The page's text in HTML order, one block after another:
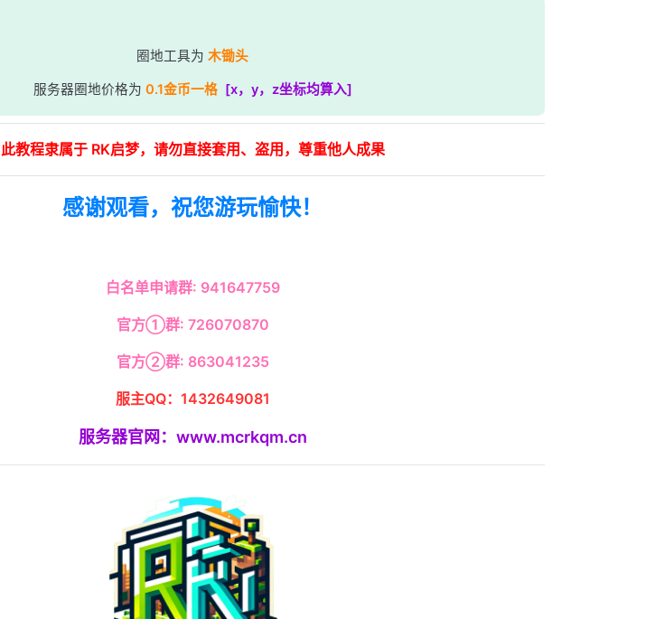
圈地工具为 木锄头
服务器圈地价格为 0.1金币一格 [x，y，z坐标均算入]
此教程隶属于 RK启梦，请勿直接套用、盗用，尊重他人成果
感谢观看，祝您游玩愉快！
白名单申请群: 941647759
官方①群: 726070870
官方②群: 863041235
服主QQ：1432649081
服务器官网：www.mcrkqm.cn